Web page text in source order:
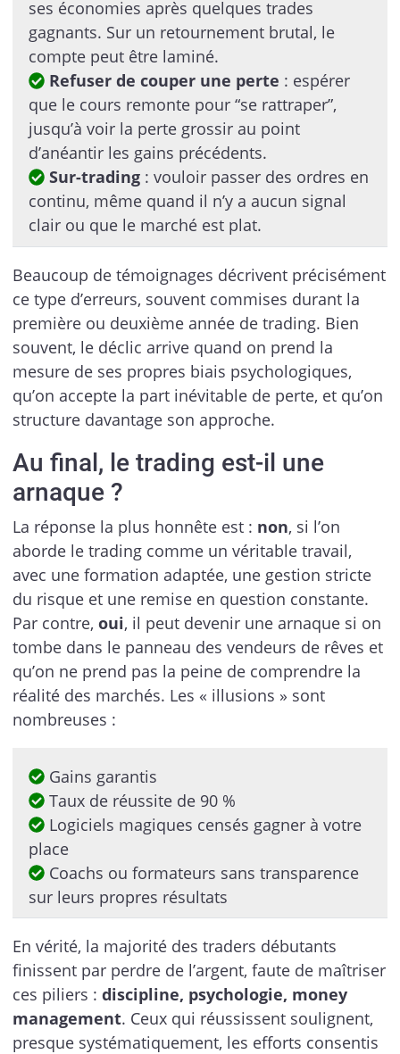
ses économies après quelques trades
gagnants. Sur un retournement brutal, le
compte peut être laminé.
Refuser de couper une perte : espérer
que le cours remonte pour “se rattraper”,
jusqu’à voir la perte grossir au point
d’anéantir les gains précédents.
Sur-trading : vouloir passer des ordres en
continu, même quand il n’y a aucun signal
clair ou que le marché est plat.
Beaucoup de témoignages décrivent précisément
ce type d’erreurs, souvent commises durant la
première ou deuxième année de trading. Bien
souvent, le déclic arrive quand on prend la
mesure de ses propres biais psychologiques,
qu’on accepte la part inévitable de perte, et qu’on
structure davantage son approche.
Au final, le trading est-il une
arnaque ?
La réponse la plus honnête est : non, si l’on
aborde le trading comme un véritable travail,
avec une formation adaptée, une gestion stricte
du risque et une remise en question constante.
Par contre, oui, il peut devenir une arnaque si on
tombe dans le panneau des vendeurs de rêves et
qu’on ne prend pas la peine de comprendre la
réalité des marchés. Les « illusions » sont
nombreuses :
Gains garantis
Taux de réussite de 90 %
Logiciels magiques censés gagner à votre
place
Coachs ou formateurs sans transparence
sur leurs propres résultats
En vérité, la majorité des traders débutants
finissent par perdre de l’argent, faute de maîtriser
ces piliers : discipline, psychologie, money
management. Ceux qui réussissent soulignent,
presque systématiquement, les efforts consentis